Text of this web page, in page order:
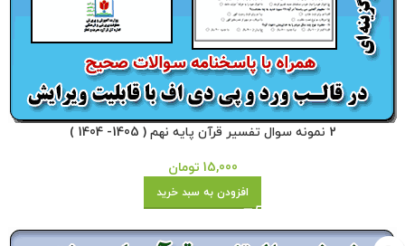
2 نمونه سوال تفسیر قرآن پایه نهم ( 1405- 1404 )
15,000 تومان
افزودن به سبد خرید